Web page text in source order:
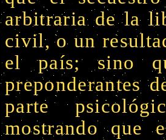
arbitraria de la
civil, o un
el país; sino
preponderantes
parte
mostrando que